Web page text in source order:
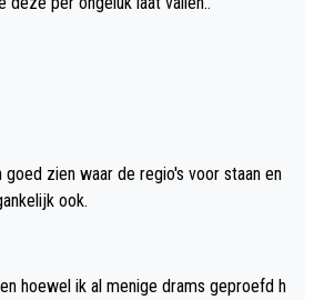
zien waar de regio's voor staan en
ook.
hoewel ik al menige drams geproefd h